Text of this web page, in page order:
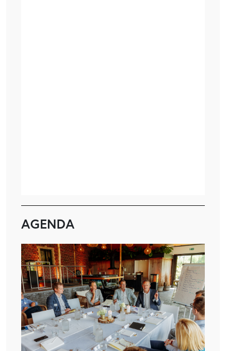
AGENDA